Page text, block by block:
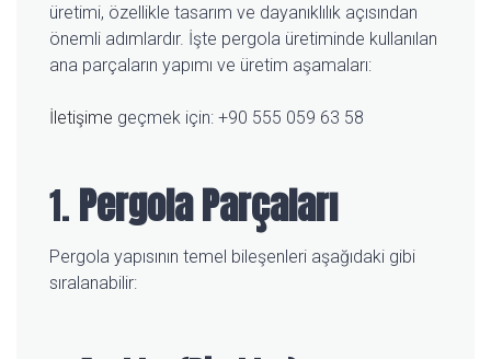
üretimi, özellikle tasarım ve dayanıklılık açısından
önemli adımlardır. İşte pergola üretiminde kullanılan
ana parçaların yapımı ve üretim aşamaları:
İletişime geçmek için: +90 555 059 63 58
1.Pergola Parçaları
Pergola yapısının temel bileşenleri aşağıdaki gibi
sıralanabilir: